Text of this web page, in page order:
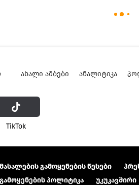
ᲐᲮᲐᲚᲘ ᲐᲛᲑᲔᲑᲘ ᲐᲜᲐᲚᲘᲢᲘᲙᲐ
ТikТоk
მასალების გამოყენების წესები
პოლიტიკა
უკუკავშირი